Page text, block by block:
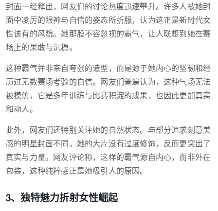
封面一经释出，网友们的讨论热度迅速攀升。许多人被她封
面中凌厉的眼神与自信的姿态所折服，认为这正是新时代女
性该有的风貌。她那股不容忽视的霸气，让人联想到她在赛
场上的果敢与沉稳。
这种霸气并非来自夸张的造型，而是源于她内心的坚韧和经
历过无数赛场考验的自信。网友们普遍认为，这种气场无法
被模仿，它是多年训练与比赛积淀的成果，也因此更加真实
和动人。
此外，网友们还特别关注她的自然状态。与部分追求刻意美
感的明星封面不同，她的大片没有过度修饰，反而更突出了
真实与力量。网友评论称，这样的霸气源自内心，而非外在
包装，这种纯粹感正是她吸引人的原因。
3、独特魅力折射女性崛起